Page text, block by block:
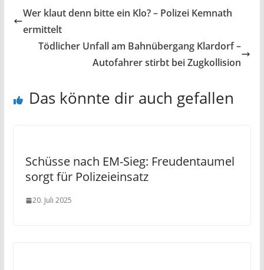
Wer klaut denn bitte ein Klo? – Polizei Kemnath
ermittelt
Tödlicher Unfall am Bahnübergang Klardorf –
Autofahrer stirbt bei Zugkollision
Das könnte dir auch gefallen
Schüsse nach EM-Sieg: Freudentaumel
sorgt für Polizeieinsatz
20. Juli 2025